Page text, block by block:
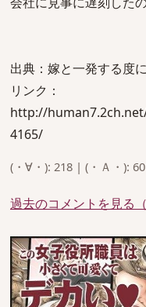
出典：嫁と一発する度
リンク：
http://
4165/
(・∀・): 218 | (・Ａ・): 60
過去のコメントを見る（